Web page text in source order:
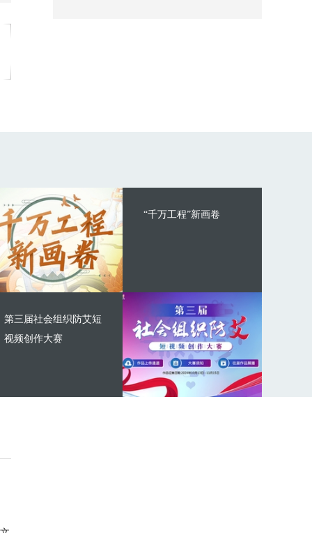
“千万工程”新画卷
第三届社会组织防艾短
视频创作大赛